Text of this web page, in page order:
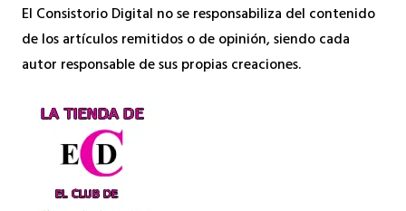
El Consistorio Digital no se responsabiliza del contenido
de los artículos remitidos o de opinión, siendo cada
autor responsable de sus propias creaciones.